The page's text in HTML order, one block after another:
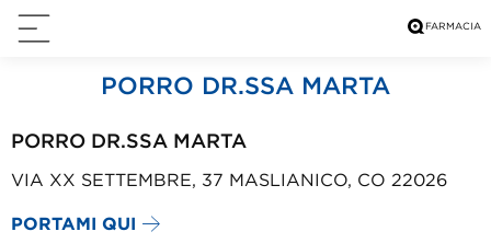
PORRO DR.SSA MARTA
PORRO DR.SSA MARTA
VIA XX SETTEMBRE, 37 MASLIANICO, CO 22026
PORTAMI QUI